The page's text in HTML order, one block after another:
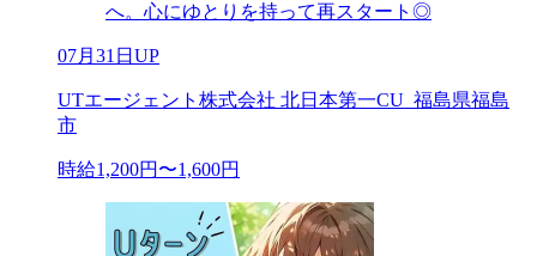
へ。心にゆとりを持って再スタート◎
07月31日UP
UTエージェント株式会社 北日本第一CU_福島県福島
市
時給1,200円〜1,600円